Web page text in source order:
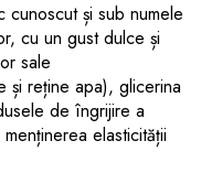
și sub numele
cu un gust dulce și
sale
și reține apa), glicerina
de îngrijire a
elasticității